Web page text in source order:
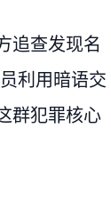
追查发现名
利用暗语交
群犯罪核心